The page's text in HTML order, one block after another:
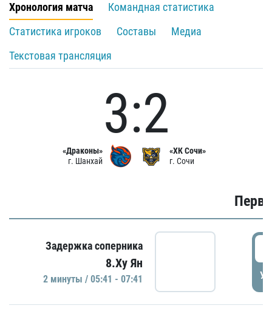
Хронология матча
Командная статистика
Статистика игроков
Составы
Медиа
Текстовая трансляция
«Драконы»
г. Шанхай
3:2
«ХК Сочи»
г. Сочи
Задержка соперника
8.Ху Ян
2 минуты / 05:41 - 07:41